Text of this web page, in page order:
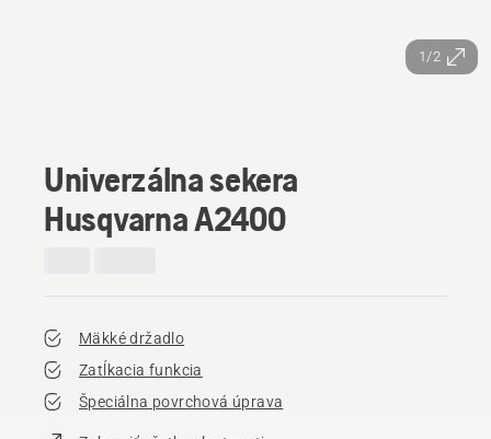
1/2
Univerzálna sekera
Husqvarna A2400
Mäkké držadlo
Zatĺkacia funkcia
Špeciálna povrchová úprava